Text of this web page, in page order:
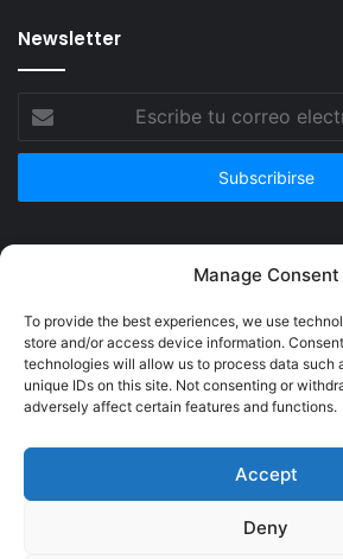
Manage Consent
To provide the best experiences, we use
store and/or access device information.
technologies will allow us to process data such
unique IDs on this site. Not consenting or
adversely affect certain features and functions.
Accept
Deny
Newsletter
correo
© Copyright 2026, Todos los derechos